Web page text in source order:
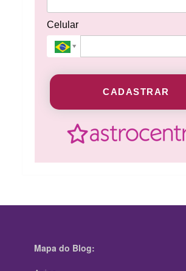
Celular
CADASTRAR
Mapa do Blog: